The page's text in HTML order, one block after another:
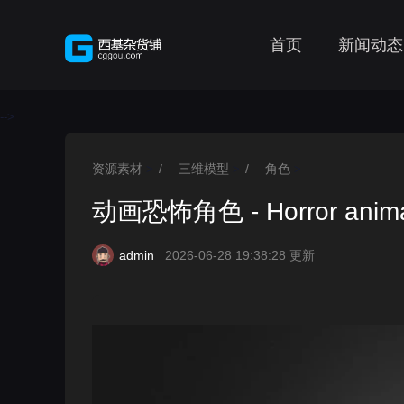
首页 新闻动态
-->
资源素材 / 三维模型 / 角色
动画恐怖角色 - Horror
admin 2026-06-28 19:38:28 更新